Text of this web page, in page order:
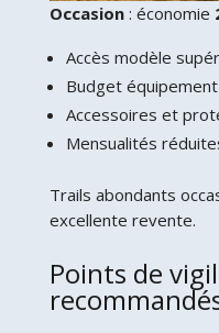
Occasion: économie
Accès modèle
Budget
Accessoires et
Mensualités
Trails abondants
excellente revente.
Points de